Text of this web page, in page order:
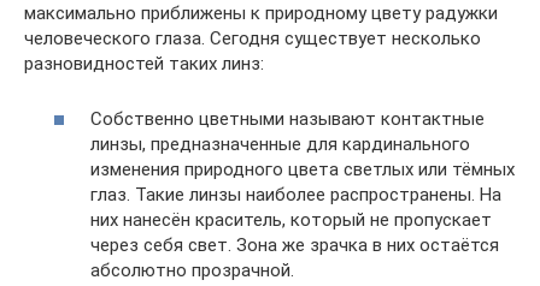
максимально приближены к природному цвету радужки
человеческого глаза. Сегодня существует несколько
разновидностей таких линз:
Собственно цветными называют контактные
линзы, предназначенные для кардинального
изменения природного цвета светлых или тёмных
глаз. Такие линзы наиболее распространены. На
них нанесён краситель, который не пропускает
через себя свет. Зона же зрачка в них остаётся
абсолютно прозрачной.